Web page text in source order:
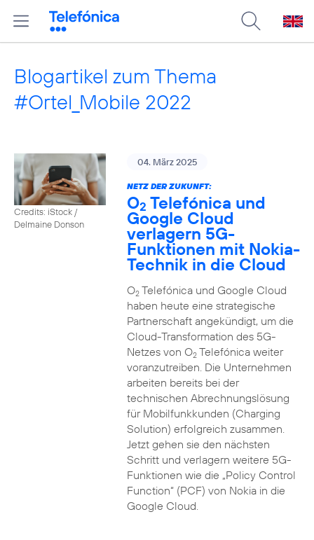
Blogartikel zum Thema
#Ortel_Mobile 2022
Credits: iStock /
Delmaine Donson
04. März 2025
NETZ DER ZUKUNFT:
O2 Telefónica und
Google Cloud
verlagern 5G-
Funktionen mit Nokia-
Technik in die Cloud
O2Telefónica und Google Cloud
haben heute eine strategische
Partnerschaft angekündigt, um die
Cloud-Transformation des 5G-
Netzes von O2Telefónica weiter
voranzutreiben. Die Unternehmen
arbeiten bereits bei der
technischen Abrechnungslösung
für Mobilfunkkunden (Charging
Solution) erfolgreich zusammen.
Jetzt gehen sie den nächsten
Schritt und verlagern weitere 5G-
Funktionen wie die „Policy Control
Function“ (PCF) von Nokia in die
Google Cloud.